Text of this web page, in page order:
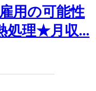
用の可能性
処理★月収...